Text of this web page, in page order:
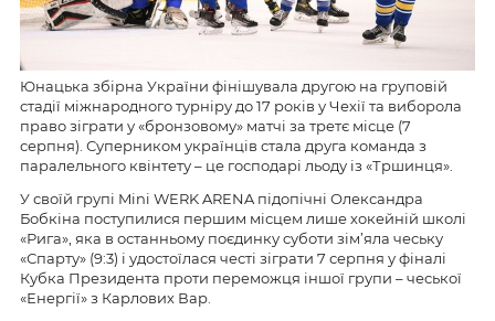
Юнацька збірна України фінішувала другою на груповій
стадії міжнародного турніру до 17 років у Чехії та виборола
право зіграти у «бронзовому» матчі за третє місце (7
серпня). Суперником українців стала друга команда з
паралельного квінтету – це господарі льоду із «Тршинця».
У своїй групі Mini WERK ARENA підопічні Олександра
Бобкіна поступилися першим місцем лише хокейній школі
«Рига», яка в останньому поєдинку суботи зім’яла чеську
«Спарту» (9:3) і удостоїлася честі зіграти 7 серпня у фіналі
Кубка Президента проти переможця іншої групи – чеської
«Енергії» з Карлових Вар.